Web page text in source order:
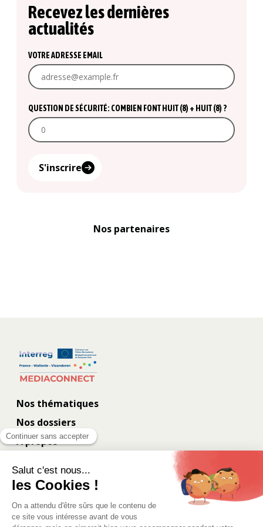
Recevez les dernières
actualités
VOTRE ADRESSE EMAIL
QUESTION DE SÉCURITÉ: COMBIEN FONT HUIT (8) + HUIT (8) ?
S'inscrire
Nos partenaires
Nos thématiques
Nos dossiers
À propos
Contact
Les coulisses
Eurometropolis.eu